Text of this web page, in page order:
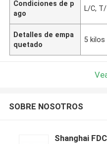
Condiciones de p
ago
L/C,
Detalles de empa
quetado
5 kilos
SOBRE NOSOTROS
Shanghai